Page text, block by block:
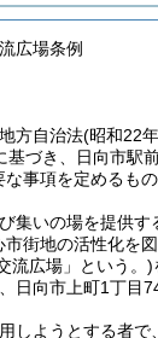
広場条例
方自治法(昭和22
基づき、日向市駅
事項を定めるもの
集いの場を提供す
街地の活性化を
流広場」という。)
日向市上町1丁目
しようとする者で